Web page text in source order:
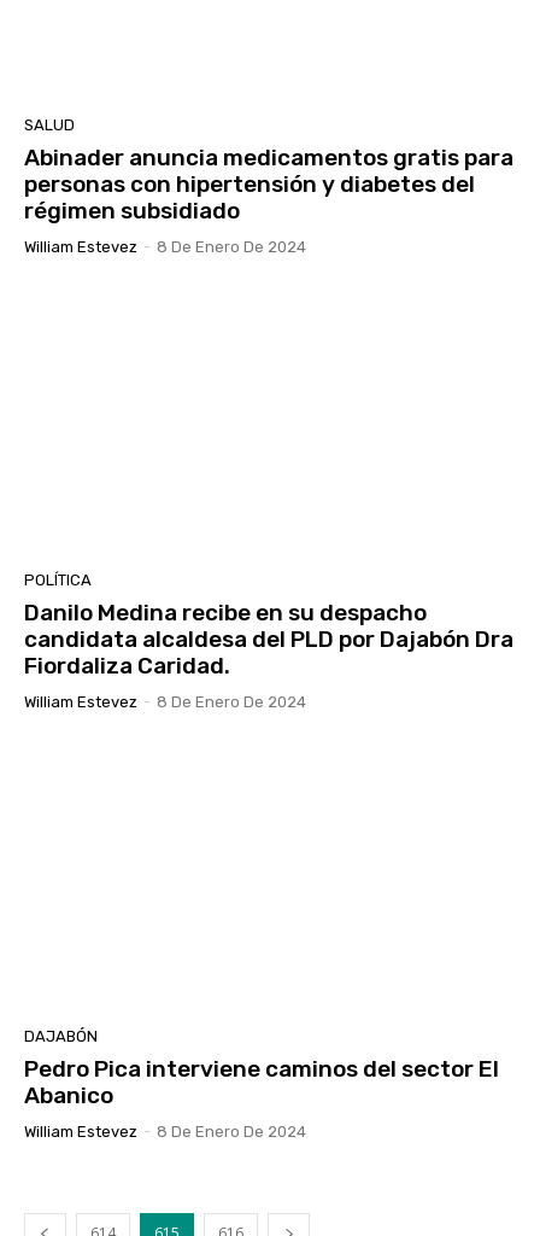
SALUD
Abinader anuncia medicamentos gratis para
personas con hipertensión y diabetes del
régimen subsidiado
William Estevez - 8 De Enero De 2024
POLÍTICA
Danilo Medina recibe en su despacho
candidata alcaldesa del PLD por Dajabón Dra
Fiordaliza Caridad.
William Estevez - 8 De Enero De 2024
DAJABÓN
Pedro Pica interviene caminos del sector El
Abanico
William Estevez - 8 De Enero De 2024